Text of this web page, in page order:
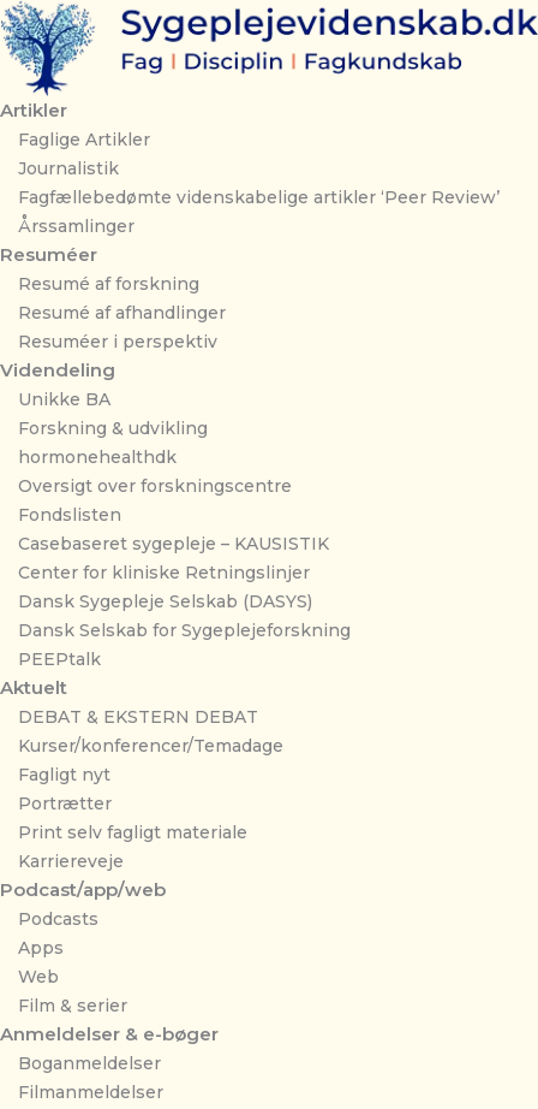
Gå
til
indholdet
Artikler
Faglige Artikler
Journalistik
Fagfællebedømte videnskabelige artikler ‘Peer Review’
Årssamlinger
Resuméer
Resumé af forskning
Resumé af afhandlinger
Resuméer i perspektiv
Videndeling
Unikke BA
Forskning & udvikling
hormonehealthdk
Oversigt over forskningscentre
Fondslisten
Casebaseret sygepleje – KAUSISTIK
Center for kliniske Retningslinjer
Dansk Sygepleje Selskab (DASYS)
Dansk Selskab for Sygeplejeforskning
PEEPtalk
Aktuelt
DEBAT & EKSTERN DEBAT
Kurser/konferencer/Temadage
Fagligt nyt
Portrætter
Print selv fagligt materiale
Karriereveje
Podcast/app/web
Podcasts
Apps
Web
Film & serier
Anmeldelser & e-bøger
Boganmeldelser
Filmanmeldelser